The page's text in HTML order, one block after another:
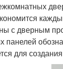
с дверным
панелей
для